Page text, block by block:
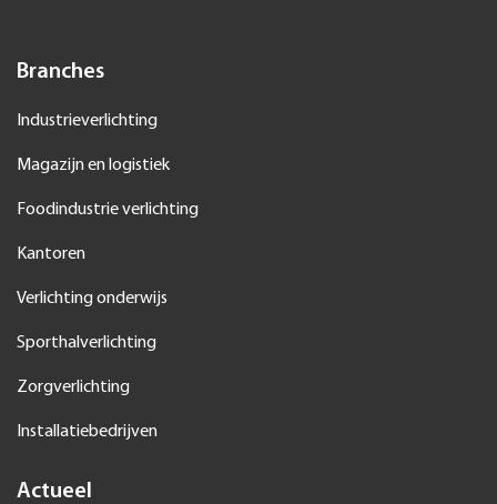
Branches
Industrieverlichting
Magazijn en logistiek
Foodindustrie verlichting
Kantoren
Verlichting onderwijs
Sporthalverlichting
Zorgverlichting
Installatiebedrijven
Actueel